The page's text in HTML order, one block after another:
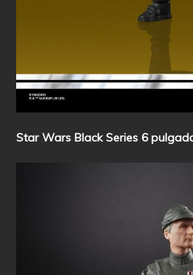
Star Wars Black Series 6